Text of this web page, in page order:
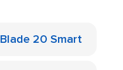
Blade 20 Smart